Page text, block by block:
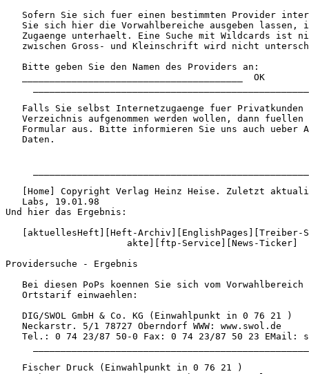
Sofern Sie sich fuer einen bestimmten Provider
Sie sich hier die Vorwahlbereiche ausgeben lassen,
Zugaenge unterhaelt. Eine Suche mit Wildcards ist
zwischen Gross- und Kleinschrift wird nicht
   Bitte geben Sie den Namen des Providers an:
   ________________________________________  OK
Falls Sie selbst Internetzugaenge fuer Privatkunden
Verzeichnis aufgenommen werden wollen, dann fuellen
Formular aus. Bitte informieren Sie uns auch ueber
   Daten.
[Home] Copyright Verlag Heinz Heise. Zuletzt
   Labs, 19.01.98
Und hier das Ergebnis:
[aktuellesHeft][Heft-Archiv][EnglishPages][Treiber-
                      akte][ftp-Service][News-Ticker]
Providersuche - Ergebnis
Bei diesen PoPs koennen Sie sich vom Vorwahlbereich
   Ortstarif einwaehlen:
   DIG/SWOL GmbH & Co. KG (Einwahlpunkt in 0 76 21 )
   Neckarstr. 5/1 78727 Oberndorf WWW: www.swol.de
Tel.: 0 74 23/87 50-0 Fax: 0 74 23/87 50 23 EMail:
   Fischer Druck (Einwahlpunkt in 0 76 21 )